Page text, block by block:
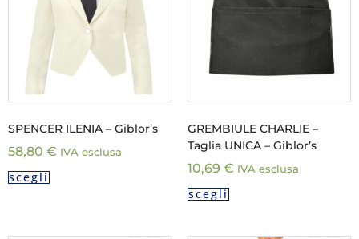
SPENCER ILENIA – Giblor’s
58,80 € IVA esclusa
scegli
GREMBIULE CHARLIE –
Taglia UNICA – Giblor’s
10,69 € IVA esclusa
scegli